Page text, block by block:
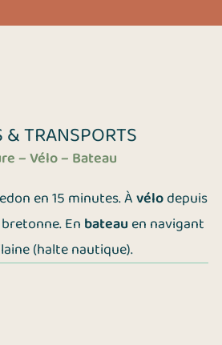
& TRANSPORTS
– Vélo – Bateau
en 15 minutes. Àvélodepuis
Enbateauen navigant
(halte nautique).